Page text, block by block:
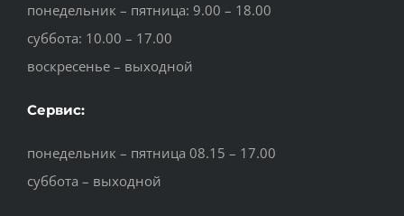
понедельник – пятница: 9.00 – 18.00
суббота: 10.00 – 17.00
воскресенье – выходной
Сервис:
понедельник – пятница 08.15 – 17.00
суббота – выходной